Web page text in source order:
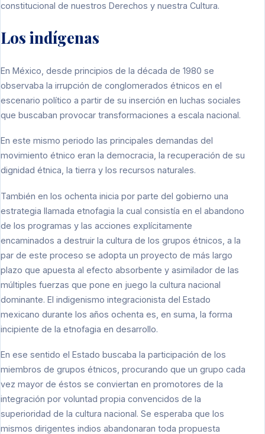
constitucional de nuestros Derechos y nuestra Cultura.
Los indígenas
En México, desde principios de la década de 1980 se
observaba la irrupción de conglomerados étnicos en el
escenario político a partir de su inserción en luchas sociales
que buscaban provocar transformaciones a escala nacional.
En este mismo periodo las principales demandas del
movimiento étnico eran la democracia, la recuperación de su
dignidad étnica, la tierra y los recursos naturales.
También en los ochenta inicia por parte del gobierno una
estrategia llamada etnofagia la cual consistía en el abandono
de los programas y las acciones explícitamente
encaminados a destruir la cultura de los grupos étnicos, a la
par de este proceso se adopta un proyecto de más largo
plazo que apuesta al efecto absorbente y asimilador de las
múltiples fuerzas que pone en juego la cultura nacional
dominante. El indigenismo integracionista del Estado
mexicano durante los años ochenta es, en suma, la forma
incipiente de la etnofagia en desarrollo.
En ese sentido el Estado buscaba la participación de los
miembros de grupos étnicos, procurando que un grupo cada
vez mayor de éstos se conviertan en promotores de la
integración por voluntad propia convencidos de la
superioridad de la cultura nacional. Se esperaba que los
mismos dirigentes indios abandonaran toda propuesta